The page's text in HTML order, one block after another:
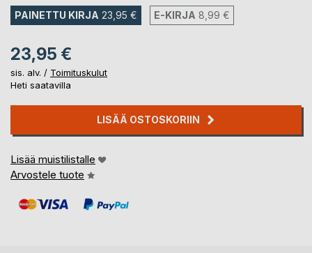
PAINETTU KIRJA 23,95 € E-KIRJA 8,99 €
23,95 €
sis. alv. / Toimituskulut
Heti saatavilla
LISÄÄ OSTOSKORIIN
Lisää muistilistalle
Arvostele tuote